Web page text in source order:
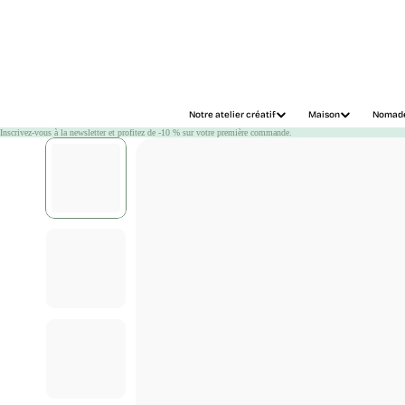
Notre atelier créatif Maison
Inscrivez-vous à la newsletter et profitez de -10 % sur votre première commande.